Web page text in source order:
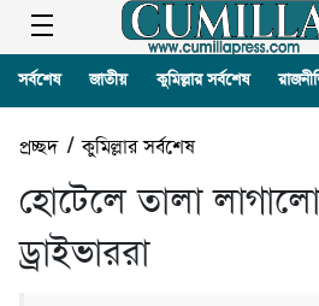
সর্বশেষ জাতীয় কুমিল্লার সর্বশেষ
প্রচ্ছদ/কুমিল্লার সর্বশেষ
হোটেলে তালা
ড্রাইভাররা